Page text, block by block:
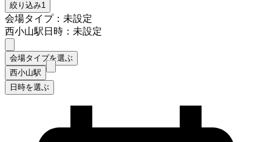
絞り込み1
会場タイプ：未設定
西小山駅日時：未設定
会場タイプを選ぶ
西小山駅
日時を選ぶ